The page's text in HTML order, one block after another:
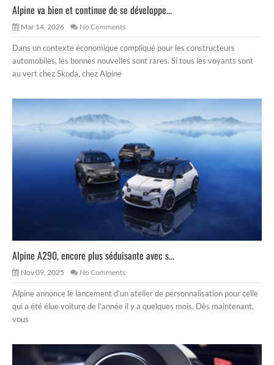
Alpine va bien et continue de se développe...
Mar 14, 2026 No Comments
Dans un contexte économique compliqué pour les constructeurs
automobiles, les bonnes nouvelles sont rares. Si tous les voyants sont
au vert chez Skoda, chez Alpine
Alpine A290, encore plus séduisante avec s...
Nov 09, 2025 No Comments
Alpine annonce le lancement d’un atelier de personnalisation pour celle
qui a été élue voiture de l’année il y a quelques mois. Dès maintenant,
vous